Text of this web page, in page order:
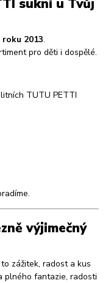
sukni u Tvůj
roku 2013.
pro děti i dospělé.
TUTU PETTI
výjimečný
zážitek, radost a kus
plného fantazie, radosti